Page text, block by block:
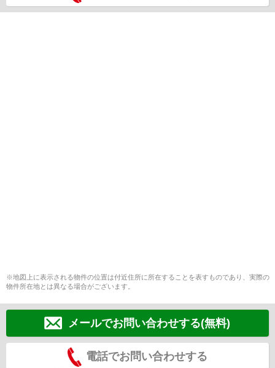
※地図上に表示される物件の位置は付近住所に所在することを表すものであり、実際の
物件所在地とは異なる場合がございます。
メールでお問い合わせする(無料)
電話でお問い合わせする